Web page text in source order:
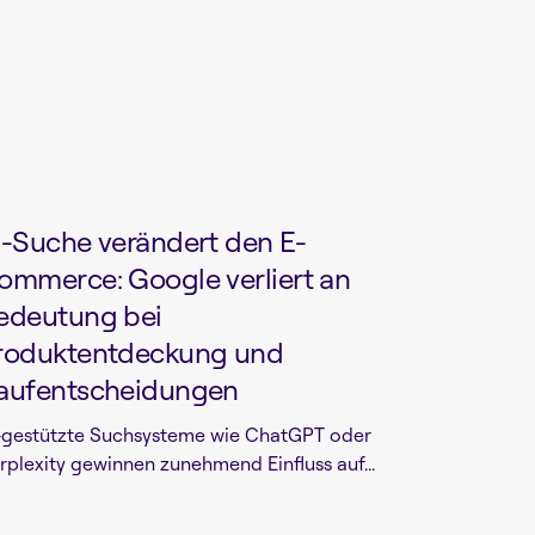
Suche verändert den E-
Google verliert an
bei
und
Suchsysteme wie ChatGPT oder
gewinnen zunehmend Einfluss auf...